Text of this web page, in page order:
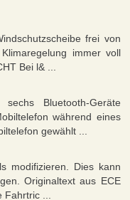
frei von
immer voll
Bei l& ...
Bluetooth-Geräte
während eines
gewählt ...
modifizieren. Dies kann
Originaltext aus ECE
Fahrtric ...